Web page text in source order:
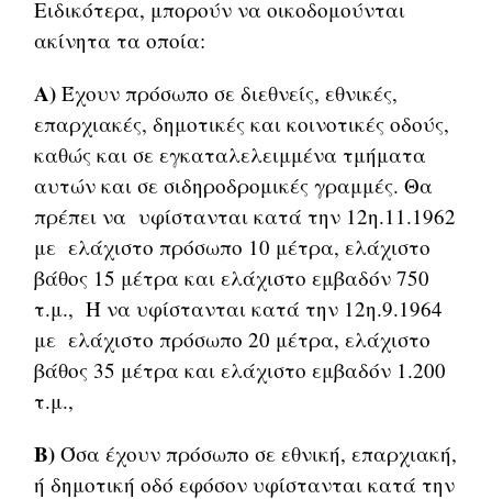
Ειδικότερα, μπορούν να οικοδομούνται
ακίνητα τα οποία:
Α) Έχουν πρόσωπο σε διεθνείς, εθνικές,
επαρχιακές, δημοτικές και κοινοτικές οδούς,
καθώς και σε εγκαταλελειμμένα τμήματα
αυτών και σε σιδηροδρομικές γραμμές. Θα
πρέπει να υφίστανται κατά την 12η.11.1962
με ελάχιστο πρόσωπο 10 μέτρα, ελάχιστο
βάθος 15 μέτρα και ελάχιστο εμβαδόν 750
τ.μ., Ή να υφίστανται κατά την 12η.9.1964
με ελάχιστο πρόσωπο 20 μέτρα, ελάχιστο
βάθος 35 μέτρα και ελάχιστο εμβαδόν 1.200
τ.μ.,
Β) Όσα έχουν πρόσωπο σε εθνική, επαρχιακή,
ή δημοτική οδό εφόσον υφίστανται κατά την